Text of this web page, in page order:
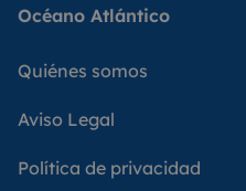
Océano Atlántico
Quiénes somos
Aviso Legal
Política de privacidad